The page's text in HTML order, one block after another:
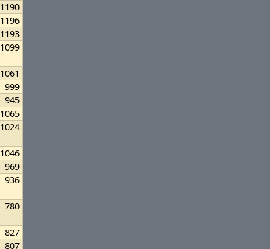
1190
1196
1193
1099
1061
999
945
1065
1024
1046
969
936
780
827
807